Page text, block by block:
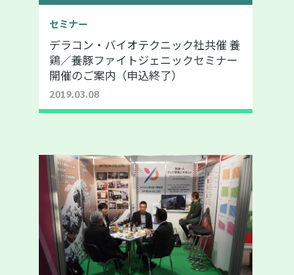
セミナー
デラコン・バイオテクニック社共催 養
鶏／養豚ファイトジェニックセミナー
開催のご案内（申込終了）
2019.03.08